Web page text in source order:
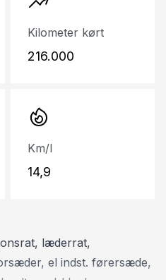
Kilometer kørt
216.000
Km/l
14,9
læderrat,
el indst. førersæde,